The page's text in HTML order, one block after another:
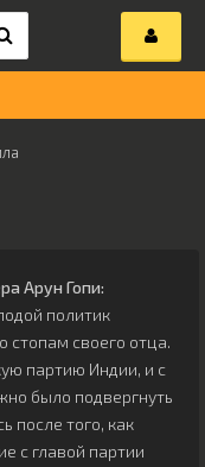
Арун Гопи:
политик
стопам своего отца.
партию Индии, и с
было подвергнуть
после того, как
с главой партии